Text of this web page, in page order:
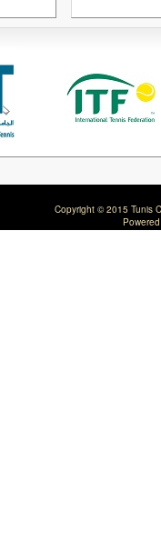
Copyright © 2015 Tunis